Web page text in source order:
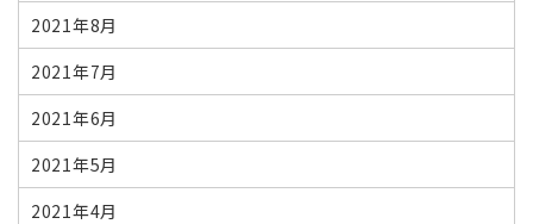
2021年8月
2021年7月
2021年6月
2021年5月
2021年4月